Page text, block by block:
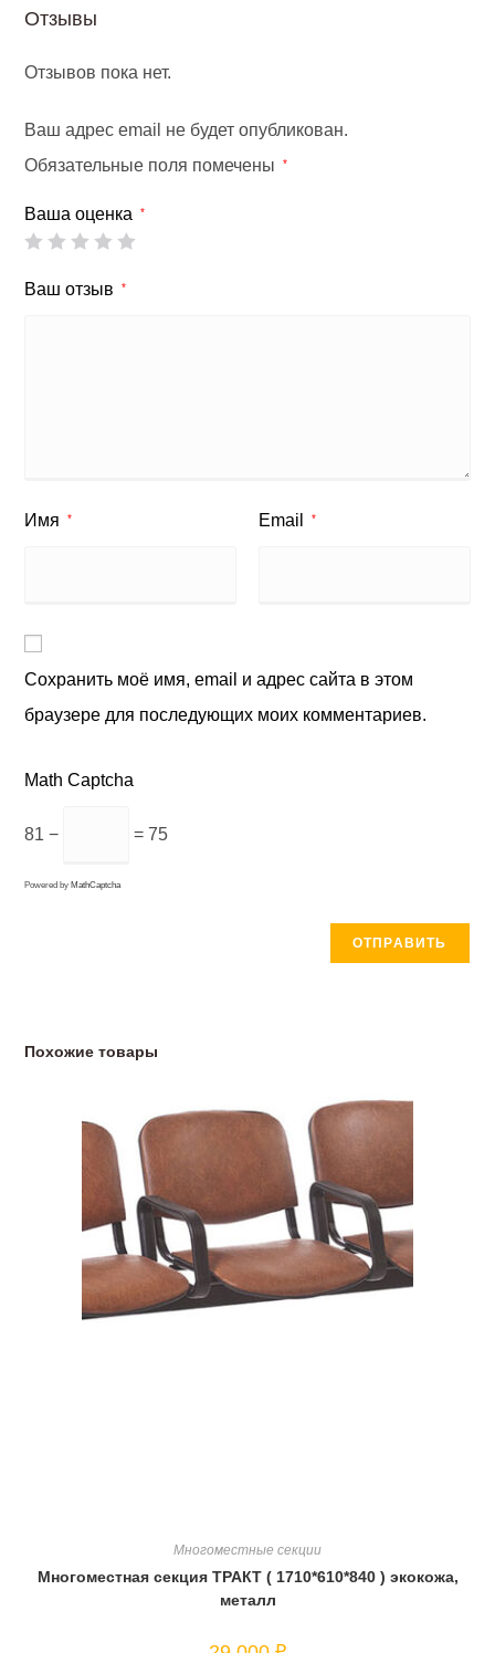
Отзывы
Отзывов пока нет.
Ваш адрес email не будет опубликован.
Обязательные поля помечены
*
Ваша оценка *
Ваш отзыв *
Имя * Email *
Сохранить моё имя, email и адрес сайта в этом
браузере для последующих моих комментариев.
Math Captcha
81 − = 75
Powered by MathCaptcha
Похожие товары
Многоместные секции
Многоместная секция ТРАКТ ( 1710*610*840 ) экокожа,
металл